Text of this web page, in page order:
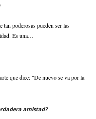
tan poderosas pueden ser las
Es una…
que dice: "De nuevo se va por la
amistad?